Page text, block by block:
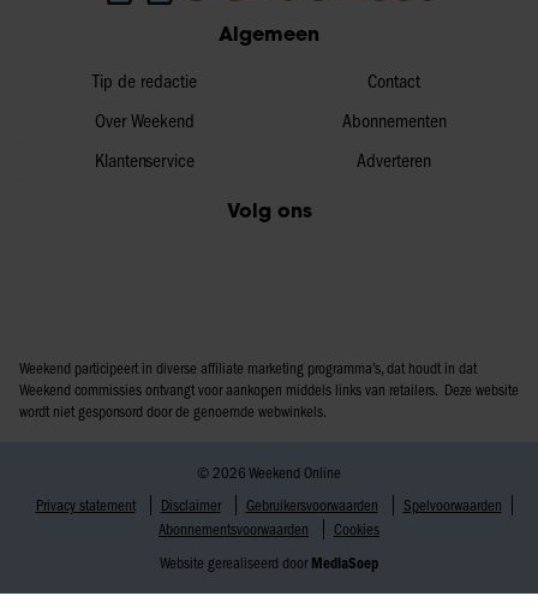
Algemeen
Tip de redactie
Over Weekend
Klantenservice
Contact
Abonnementen
Adverteren
Volg ons
Weekend participeert in diverse affiliate marketing programma’s, dat houdt in dat
Weekend commissies ontvangt voor aankopen middels links van retailers. Deze website
wordt niet gesponsord door de genoemde webwinkels.
© 2026 Weekend Online
Privacy statement
Disclaimer Gebruikersvoorwaarden
Spelvoorwaarden
Abonnementsvoorwaarden
Cookies
Website gerealiseerd door MediaSoep